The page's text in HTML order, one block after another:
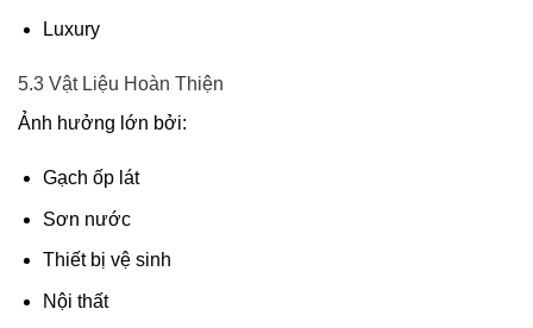
Luxury
5.3 Vật Liệu Hoàn Thiện
Ảnh hưởng lớn bởi:
Gạch ốp lát
Sơn nước
Thiết bị vệ sinh
Nội thất